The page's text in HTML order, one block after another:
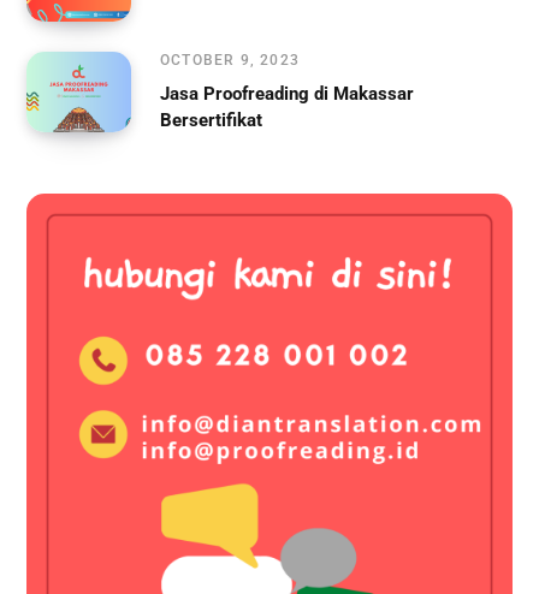
OCTOBER 9, 2023
Jasa Proofreading di Makassar
Bersertifikat